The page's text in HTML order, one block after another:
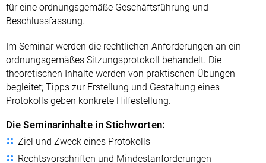
für eine ordnungsgemäße Geschäftsführung und
Beschlussfassung.
Im Seminar werden die rechtlichen Anforderungen an ein
ordnungsgemäßes Sitzungsprotokoll behandelt. Die
theoretischen Inhalte werden von praktischen Übungen
begleitet; Tipps zur Erstellung und Gestaltung eines
Protokolls geben konkrete Hilfestellung.
Die Seminarinhalte in Stichworten:
Ziel und Zweck eines Protokolls
Rechtsvorschriften und Mindestanforderungen